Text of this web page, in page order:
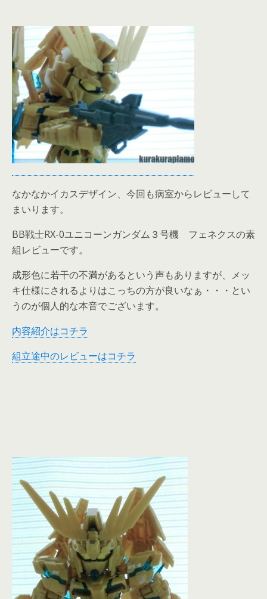
なかなかイカスデザイン、今回も病室からレビューして
まいります。
BB戦士RX-0ユニコーンガンダム３号機 フェネクスの素
組レビューです。
成形色に若干の不満があるという声もありますが、メッ
キ仕様にされるよりはこっちの方が良いなぁ・・・とい
うのが個人的な本音でございます。
内容紹介はコチラ
組立途中のレビューはコチラ